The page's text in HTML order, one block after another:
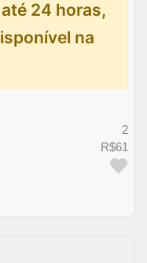
24 horas,
na
2
R$61